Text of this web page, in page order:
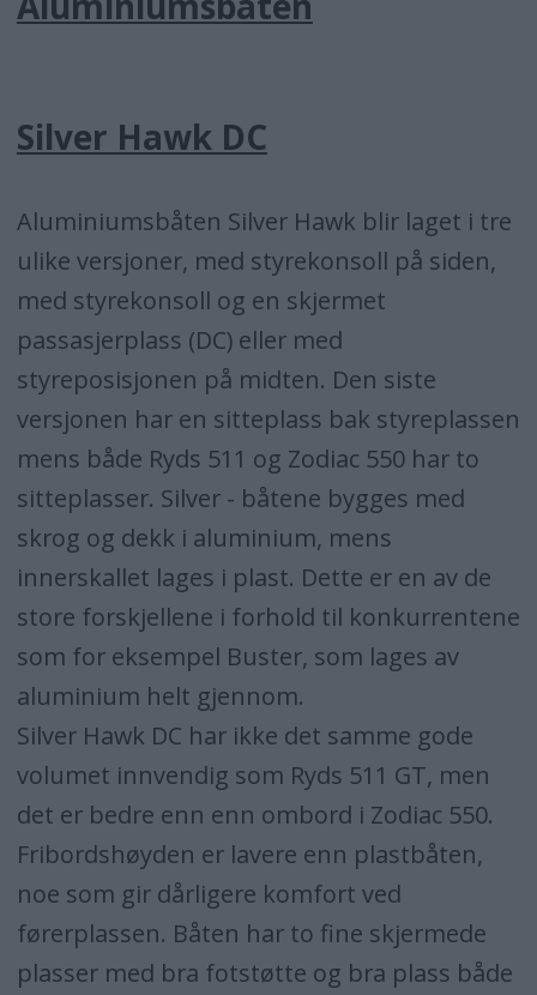
Silver Hawk DC
Aluminiumsbåten Silver Hawk blir laget i tre
ulike versjoner, med styrekonsoll på siden,
med styrekonsoll og en skjermet
passasjerplass (DC) eller med
styreposisjonen på midten. Den siste
versjonen har en sitteplass bak styreplassen
mens både Ryds 511 og Zodiac 550 har to
sitteplasser. Silver - båtene bygges med
skrog og dekk i aluminium, mens
innerskallet lages i plast. Dette er en av de
store forskjellene i forhold til konkurrentene
som for eksempel Buster, som lages av
aluminium helt gjennom.
Silver Hawk DC har ikke det samme gode
volumet innvendig som Ryds 511 GT, men
det er bedre enn enn ombord i Zodiac 550.
Fribordshøyden er lavere enn plastbåten,
noe som gir dårligere komfort ved
førerplassen. Båten har to fine skjermede
plasser med bra fotstøtte og bra plass både